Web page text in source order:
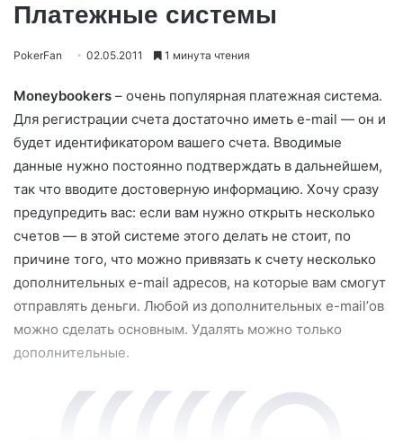
Платежные системы
PokerFan 02.05.2011 1 минута чтения
Moneybookers – очень популярная платежная система.
Для регистрации счета достаточно иметь e-mail — он и
будет идентификатором вашего счета. Вводимые
данные нужно постоянно подтверждать в дальнейшем,
так что вводите достоверную информацию. Хочу сразу
предупредить вас: если вам нужно открыть несколько
счетов — в этой системе этого делать не стоит, по
причине того, что можно привязать к счету несколько
дополнительных e-mail адресов, на которые вам смогут
отправлять деньги. Любой из дополнительных e-mail’ов
можно сделать основным. Удалять можно только
дополнительные.